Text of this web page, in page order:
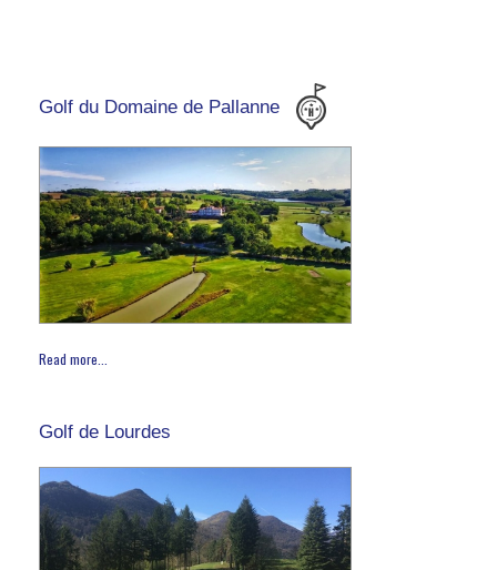
Golf du Domaine de Pallanne
Read more...
Golf de Lourdes